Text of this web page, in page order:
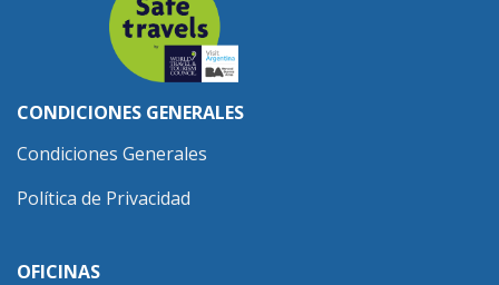
CONDICIONES GENERALES
Condiciones Generales
Política de Privacidad
OFICINAS